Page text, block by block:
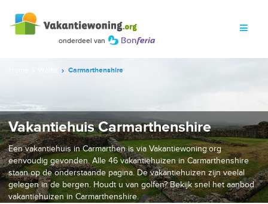
Carmarthenshire
Vakantiehuis Carmarthenshire
Een vakantiehuis in Carmarthen is via Vakantiewoning.org
eenvoudig gevonden. Alle 46 vakantiehuizen in Carmarthenshire
staan op de onderstaande pagina. De vakantiehuizen zijn veelal
gelegen in de bergen. Houdt u van golfen? Bekijk snel het aanbod
vakantiehuizen in Carmarthenshire.